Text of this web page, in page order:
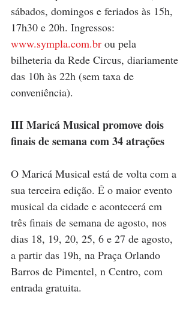
sábados, domingos e feriados às 15h,
17h30 e 20h. Ingressos:
www.sympla.com.br ou pela
bilheteria da Rede Circus, diariamente
das 10h às 22h (sem taxa de
conveniência).
III Maricá Musical promove dois
finais de semana com 34 atrações
O Maricá Musical está de volta com a
sua terceira edição. É o maior evento
musical da cidade e acontecerá em
três finais de semana de agosto, nos
dias 18, 19, 20, 25, 6 e 27 de agosto,
a partir das 19h, na Praça Orlando
Barros de Pimentel, n Centro, com
entrada gratuita.